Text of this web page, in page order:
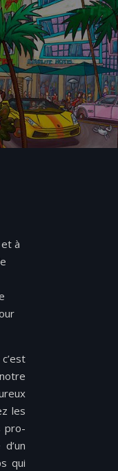
à
les
pro­
qui